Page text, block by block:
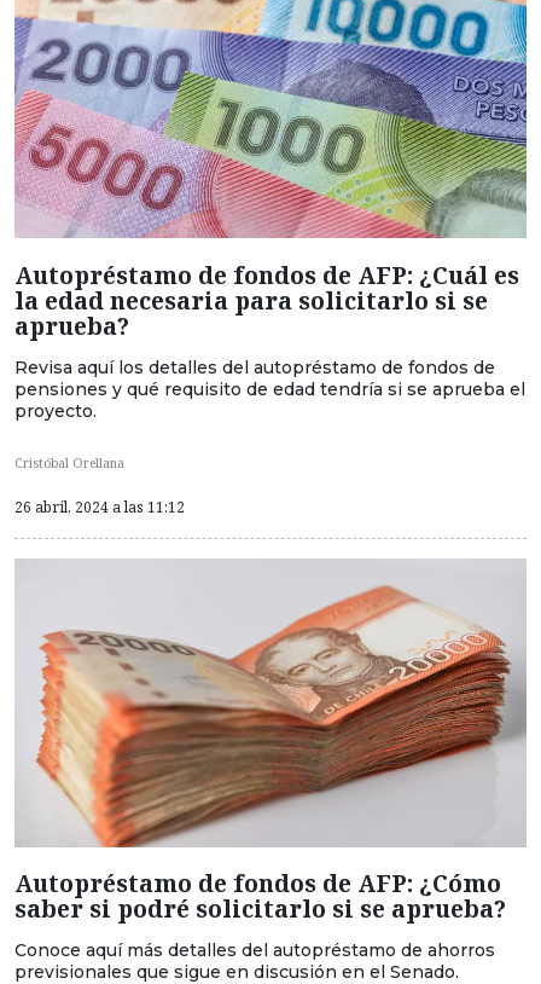
Autopréstamo de fondos de AFP: ¿Cuál es
la edad necesaria para solicitarlo si se
aprueba?
Revisa aquí los detalles del autopréstamo de fondos de
pensiones y qué requisito de edad tendría si se aprueba el
proyecto.
Cristóbal Orellana
26 abril, 2024 a las 11:12
Autopréstamo de fondos de AFP: ¿Cómo
saber si podré solicitarlo si se aprueba?
Conoce aquí más detalles del autopréstamo de ahorros
previsionales que sigue en discusión en el Senado.